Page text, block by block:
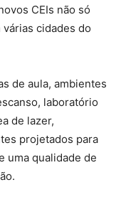
CEIs não só
várias cidades do
de aula, ambientes
laboratório
de lazer,
projetados para
uma qualidade de